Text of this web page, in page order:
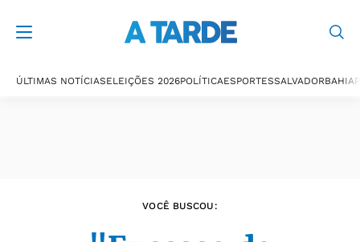
ÚLTIMAS NOTÍCIASELEIÇÕES 2026POLÍTICAESPORTESSALVADORBAHIA
VOCÊ BUSCOU: